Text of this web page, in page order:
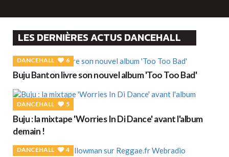
LES DERNIÈRES ACTUS DANCEHALL
DANCEHALL 6
Buju Banton livre son nouvel album 'Too Too Bad'
DANCEHALL 5
Buju : la mixtape 'Worries In Di Dance' avant l'album
demain !
DANCEHALL 4